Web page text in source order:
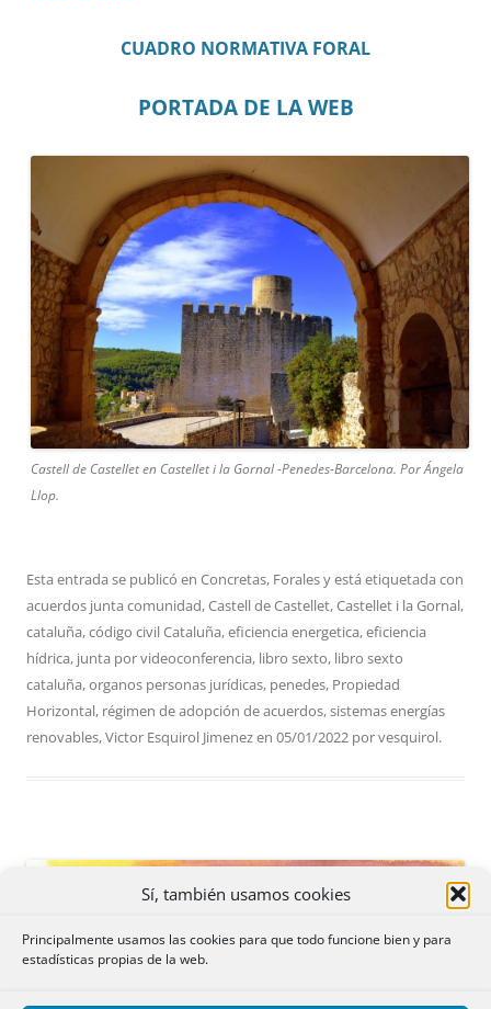
Sí, también usamos cookies
Principalmente usamos las cookies para que todo funcione bien y para
estadísticas propias de la web.
CUADRO NORMATIVA FORAL
PORTADA DE LA WEB
Castell de Castellet en Castellet i la Gornal -Penedes-Barcelona. Por Ángela
Llop.
Esta entrada se publicó en Concretas, Foralesy está etiquetada con
acuerdos junta comunidad,Castell de Castellet,Castellet i la Gornal,
cataluña,código civil Cataluña,eficiencia energetica,eficiencia
hídrica, junta por videoconferencia, libro sexto, libro sexto
cataluña,organos personas jurídicas, penedes, Propiedad
Horizontal, régimen de adopción de acuerdos,sistemas energías
renovables,Victor Esquirol Jimenezen 05/01/2022 porvesquirol.